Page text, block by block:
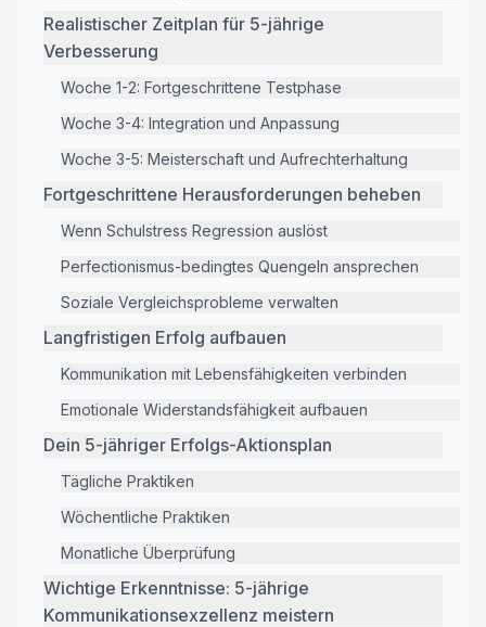
Realistischer Zeitplan für 5-jährige
Verbesserung
Woche 1-2: Fortgeschrittene Testphase
Woche 3-4: Integration und Anpassung
Woche 3-5: Meisterschaft und Aufrechterhaltung
Fortgeschrittene Herausforderungen beheben
Wenn Schulstress Regression auslöst
Perfectionismus-bedingtes Quengeln ansprechen
Soziale Vergleichsprobleme verwalten
Langfristigen Erfolg aufbauen
Kommunikation mit Lebensfähigkeiten verbinden
Emotionale Widerstandsfähigkeit aufbauen
Dein 5-jähriger Erfolgs-Aktionsplan
Tägliche Praktiken
Wöchentliche Praktiken
Monatliche Überprüfung
Wichtige Erkenntnisse: 5-jährige
Kommunikationsexzellenz meistern